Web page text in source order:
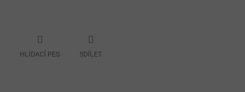
HLÍDACÍ PES SDÍLET